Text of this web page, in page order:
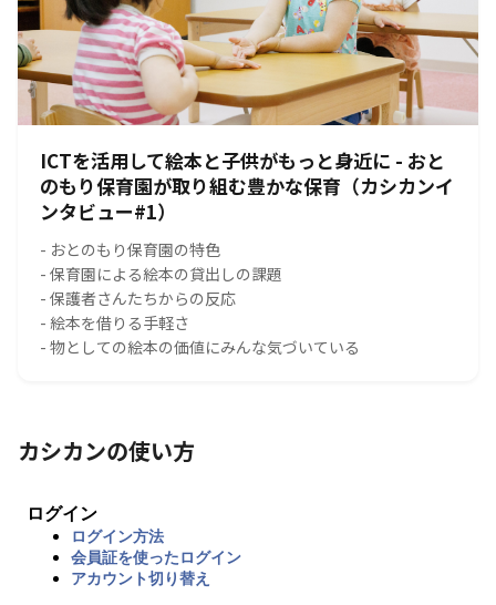
ICTを活用して絵本と子供がもっと身近に - おと
のもり保育園が取り組む豊かな保育（カシカンイ
ンタビュー#1）
- おとのもり保育園の特色
- 保育園による絵本の貸出しの課題
- 保護者さんたちからの反応
- 絵本を借りる手軽さ
- 物としての絵本の価値にみんな気づいている
カシカンの使い方
ログイン
ログイン方法
会員証を使ったログイン
アカウント切り替え